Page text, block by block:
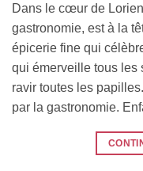
Dans le cœur de
gastronomie, est à la
épicerie fine qui
qui émerveille tous les
ravir toutes les
par la gastronomie.